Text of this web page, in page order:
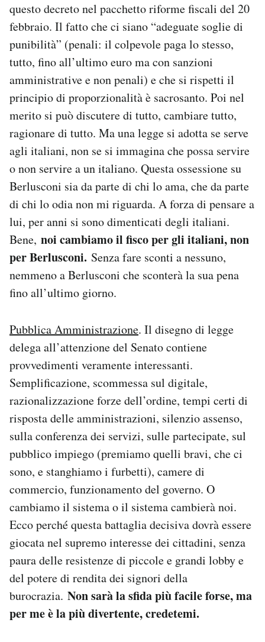
questo decreto nel pacchetto riforme fiscali del 20
febbraio. Il fatto che ci siano “adeguate soglie di
punibilità” (penali: il colpevole paga lo stesso,
tutto, fino all’ultimo euro ma con sanzioni
amministrative e non penali) e che si rispetti il
principio di proporzionalità è sacrosanto. Poi nel
merito si può discutere di tutto, cambiare tutto,
ragionare di tutto. Ma una legge si adotta se serve
agli italiani, non se si immagina che possa servire
o non servire a un italiano. Questa ossessione su
Berlusconi sia da parte di chi lo ama, che da parte
di chi lo odia non mi riguarda. A forza di pensare a
lui, per anni si sono dimenticati degli italiani.
Bene, noi cambiamo il fisco per gli italiani, non
per Berlusconi. Senza fare sconti a nessuno,
nemmeno a Berlusconi che sconterà la sua pena
fino all’ultimo giorno.
Pubblica Amministrazione. Il disegno di legge
delega all’attenzione del Senato contiene
provvedimenti veramente interessanti.
Semplificazione, scommessa sul digitale,
razionalizzazione forze dell’ordine, tempi certi di
risposta delle amministrazioni, silenzio assenso,
sulla conferenza dei servizi, sulle partecipate, sul
pubblico impiego (premiamo quelli bravi, che ci
sono, e stanghiamo i furbetti), camere di
commercio, funzionamento del governo. O
cambiamo il sistema o il sistema cambierà noi.
Ecco perché questa battaglia decisiva dovrà essere
giocata nel supremo interesse dei cittadini, senza
paura delle resistenze di piccole e grandi lobby e
del potere di rendita dei signori della
burocrazia. Non sarà la sfida più facile forse, ma
per me è la più divertente, credetemi.